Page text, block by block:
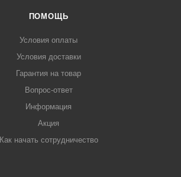
ПОМОЩЬ
Условия оплаты
Условия доставки
Гарантия на товар
Вопрос-ответ
Информация
Акция
Как начать сотрудничество